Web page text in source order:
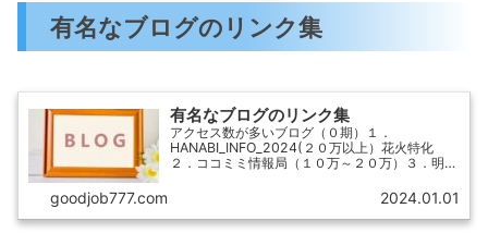
有名なブログのリンク集
有名なブログのリンク集
アクセス数が多いブログ（０期）１．
HANABI_INFO_2024(２０万以上）花火特化
２．ココミミ情報局（１０万～２０万）３．明日
Blog（５万～１０万）〇〇PAY系ブログ５．そら
goodjob777.com 2024.01.01